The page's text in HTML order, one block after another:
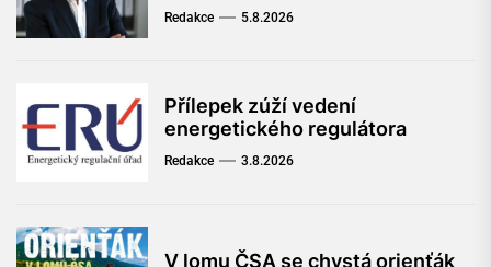
Redakce 5.8.2026
Přílepek zúží vedení
energetického regulátora
Redakce 3.8.2026
V lomu ČSA se chystá orienťák